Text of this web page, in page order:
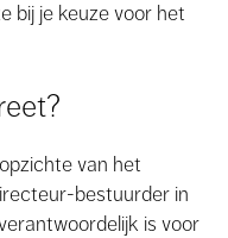
bij je keuze voor het
van het
bestuurder in
is voor